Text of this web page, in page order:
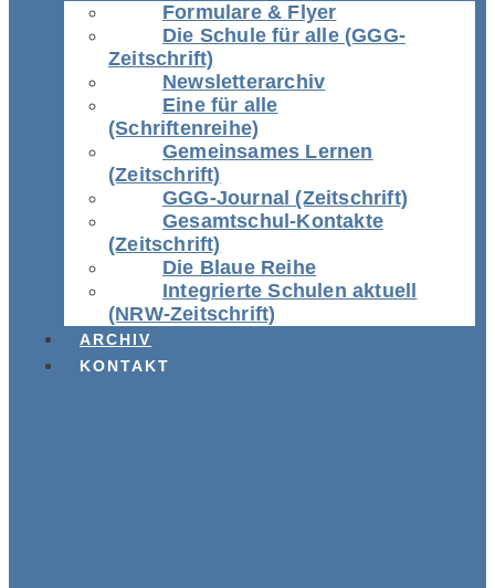
Formulare & Flyer
Die Schule für alle (GGG-
Zeitschrift)
Newsletterarchiv
Eine für alle
(Schriftenreihe)
Gemeinsames Lernen
(Zeitschrift)
GGG-Journal (Zeitschrift)
Gesamtschul-Kontakte
(Zeitschrift)
Die Blaue Reihe
Integrierte Schulen aktuell
(NRW-Zeitschrift)
ARCHIV
KONTAKT